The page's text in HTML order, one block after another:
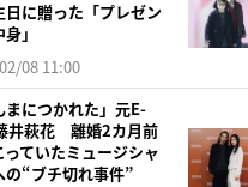
日に贈った「プレゼン
」
08 11:00
まにつかれた」元E-
井萩花 離婚2カ月前
っていたミュージシャ
の“ブチ切れ事件”